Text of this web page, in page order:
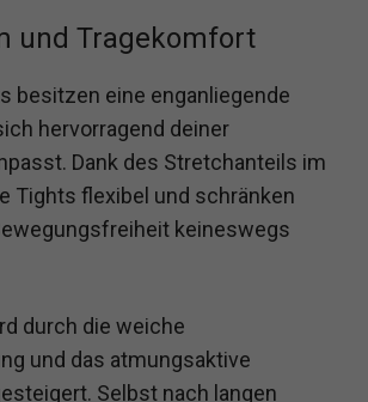
und Tragekomfort
besitzen eine enganliegende
hervorragend deiner
Dank des Stretchanteils im
Tights flexibel und schränken
keineswegs
durch die weiche
und das atmungsaktive
Selbst nach langen